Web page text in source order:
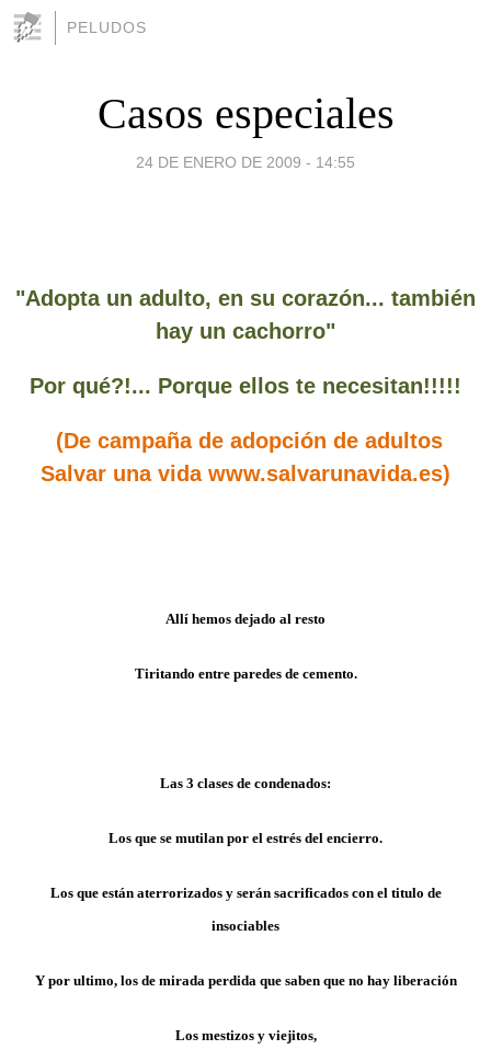
PELUDOS
Casos especiales
24 DE ENERO DE 2009 - 14:55
"Adopta un adulto, en su corazón... también
hay un cachorro"
Por qué?!... Porque ellos te necesitan!!!!!
(De campaña de adopción de adultos
Salvar una vida www.salvarunavida.es)
Allí hemos dejado al resto
Tiritando entre paredes de cemento.
Las 3 clases de condenados:
Los que se mutilan por el estrés del encierro.
Los que están aterrorizados y serán sacrificados con el titulo de
insociables
Y por ultimo, los de mirada perdida que saben que no hay liberación
Los mestizos y viejitos,